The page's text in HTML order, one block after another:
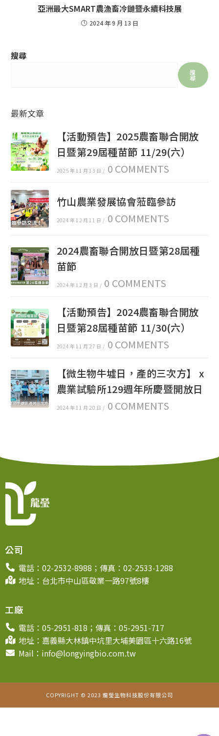
亞洲最大SMART農漁畜冷鏈暨永續科技展
2024 年 9 月 13 日
搜尋
搜
尋
最新文章
【活動預告】2025農畜聯合開放
日暨第29屆種苗節 11/29(六）
2025 年 11 月 13 日 / 0 COMMENTS
竹山農業發展協會蒞臨參訪
2024 年 12 月 11 日 / 0 COMMENTS
2024農畜聯合開放日暨第28屆種
苗節
2024 年 12 月 3 日 / 0 COMMENTS
【活動預告】2024農畜聯合開放
日暨第28屆種苗節 11/30(六）
2024 年 11 月 27 日 / 0 COMMENTS
【微生物牛墟日，產的三次方】 x
農業試驗所129週年所慶暨開放日
2024 年 11 月 20 日 / 0 COMMENTS
公司
電話：02-2532-8988；傳真：02-2533-1288
地址：台北市中山區敬業一路97號8樓
工廠
電話：05-2951-818；傳真：05-2951-717
地址：嘉義縣大林鎮中坑里大埔美園區十六路16號
Mail：info@longyingbio.com.tw
COPYRIGHT © 2023 龍瑩生物科技股份有限公司